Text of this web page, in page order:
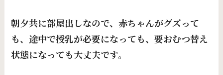
朝夕共に部屋出しなので、赤ちゃんがグズって
も、途中で授乳が必要になっても、要おむつ替え
状態になっても大丈夫です。